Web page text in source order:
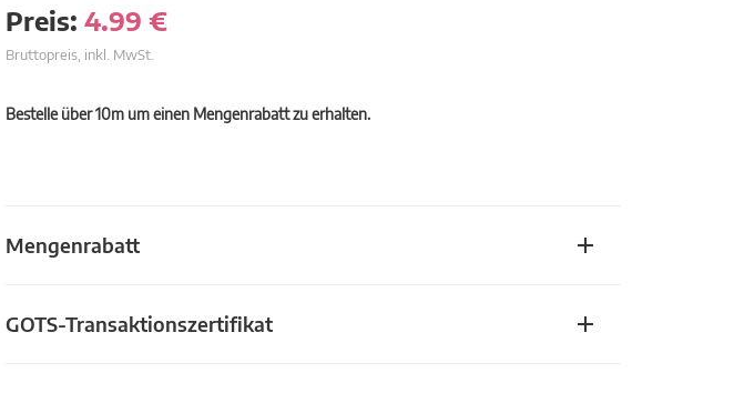
Preis: 4.99 €
Bruttopreis, inkl. MwSt.
Bestelle über 10m um einen Mengenrabatt zu erhalten.
Mengenrabatt
GOTS-Transaktionszertifikat